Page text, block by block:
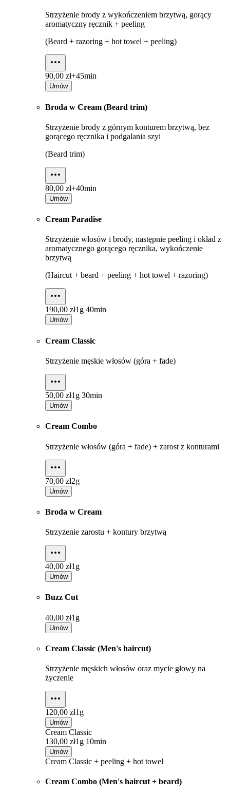
Strzyżenie brody z wykończeniem brzytwą, gorący
aromatyczny ręcznik + peeling
(Beard + razoring + hot towel + peeling)
90,00 zł+45min
Umów
Broda w Cream (Beard trim)
Strzyżenie brody z górnym konturem brzytwą, bez
gorącego ręcznika i podgalania szyi
(Beard trim)
80,00 zł+40min
Umów
Cream Paradise
Strzyżenie włosów i brody, następnie peeling i okład z
aromatycznego gorącego ręcznika, wykończenie
brzytwą
(Haircut + beard + peeling + hot towel + razoring)
190,00 zł1g 40min
Umów
Cream Classic
Strzyżenie męskie włosów (góra + fade)
50,00 zł1g 30min
Umów
Cream Combo
Strzyżenie włosów (góra + fade) + zarost z konturami
70,00 zł2g
Umów
Broda w Cream
Strzyżenie zarostu + kontury brzytwą
40,00 zł1g
Umów
Buzz Cut
40,00 zł1g
Umów
Cream Classic (Men's haircut)
Strzyżenie męskich włosów oraz mycie głowy na
życzenie
120,00 zł1g
Umów
Cream Classic
130,00 zł1g 10min
Umów
Cream Classic + peeling + hot towel
Cream Combo (Men's haircut + beard)